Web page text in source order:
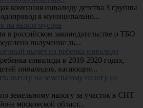
компания инвалиду детства 3 группы
в муниципально...
на вывоз мусора
в российском законодательстве о ТБО
получение ль...
вычет на ребенка инвалида
инвалида в 2019-2020 годах,
инвалидов, касающие...
льготу на земельному налогу на
земельному налогу за участок в СНТ
московской област...